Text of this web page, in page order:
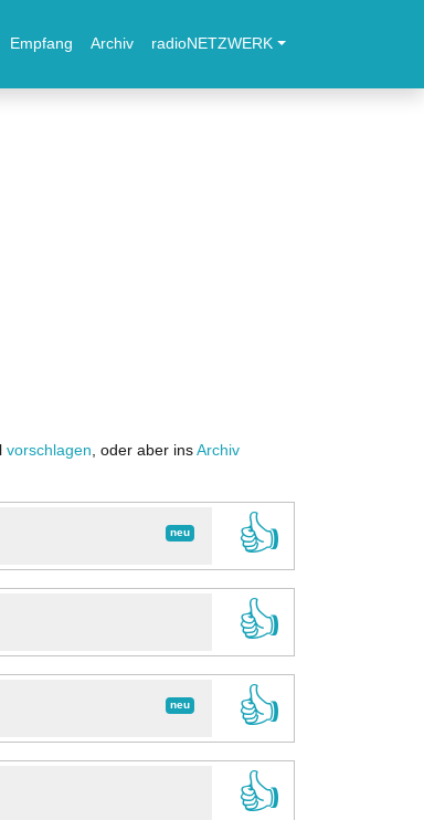
Empfang Archiv radioNETZWERK
vorschlagen , oder aber ins Archiv
neu
👍
👍
neu
👍
👍